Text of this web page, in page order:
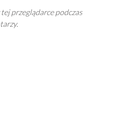
przeglądarce podczas